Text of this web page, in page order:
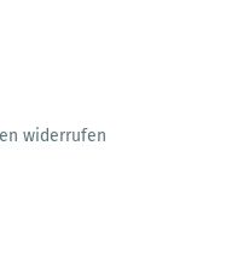
widerrufen